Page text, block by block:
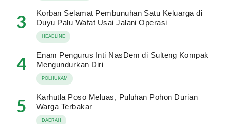
3
Korban Selamat Pembunuhan Satu Keluarga di
Duyu Palu Wafat Usai Jalani Operasi
HEADLINE
4
Enam Pengurus Inti NasDem di Sulteng Kompak
Mengundurkan Diri
POLHUKAM
5
Karhutla Poso Meluas, Puluhan Pohon Durian
Warga Terbakar
DAERAH